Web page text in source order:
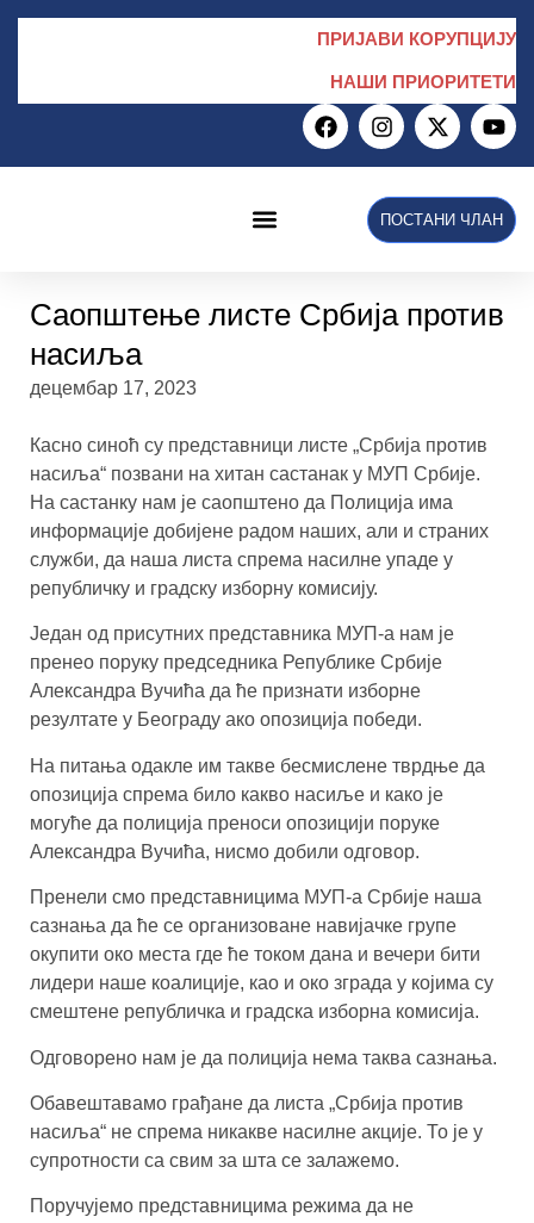
ПРИЈАВИ КОРУПЦИЈУ
НАШИ ПРИОРИТЕТИ
ПОСТАНИ ЧЛАН
Саопштење листе Србија против
насиља
децембар 17, 2023
Касно синоћ су представници листе „Србија против
насиља“ позвани на хитан састанак у МУП Србије.
На састанку нам је саопштено да Полиција има
информације добијене радом наших, али и страних
служби, да наша листа спрема насилне упаде у
републичку и градску изборну комисију.
Један од присутних представника МУП-а нам је
пренео поруку председника Републике Србије
Александра Вучића да ће признати изборне
резултате у Београду ако опозиција победи.
На питања одакле им такве бесмислене тврдње да
опозиција спрема било какво насиље и како је
могуће да полиција преноси опозицији поруке
Александра Вучића, нисмо добили одговор.
Пренели смо представницима МУП-а Србије наша
сазнања да ће се организоване навијачке групе
окупити око места где ће током дана и вечери бити
лидери наше коалиције, као и око зграда у којима су
смештене републичка и градска изборна комисија.
Одговорено нам је да полиција нема таква сазнања.
Обавештавамо грађане да листа „Србија против
насиља“ не спрема никакве насилне акције. То је у
супротности са свим за шта се залажемо.
Поручујемо представницима режима да не